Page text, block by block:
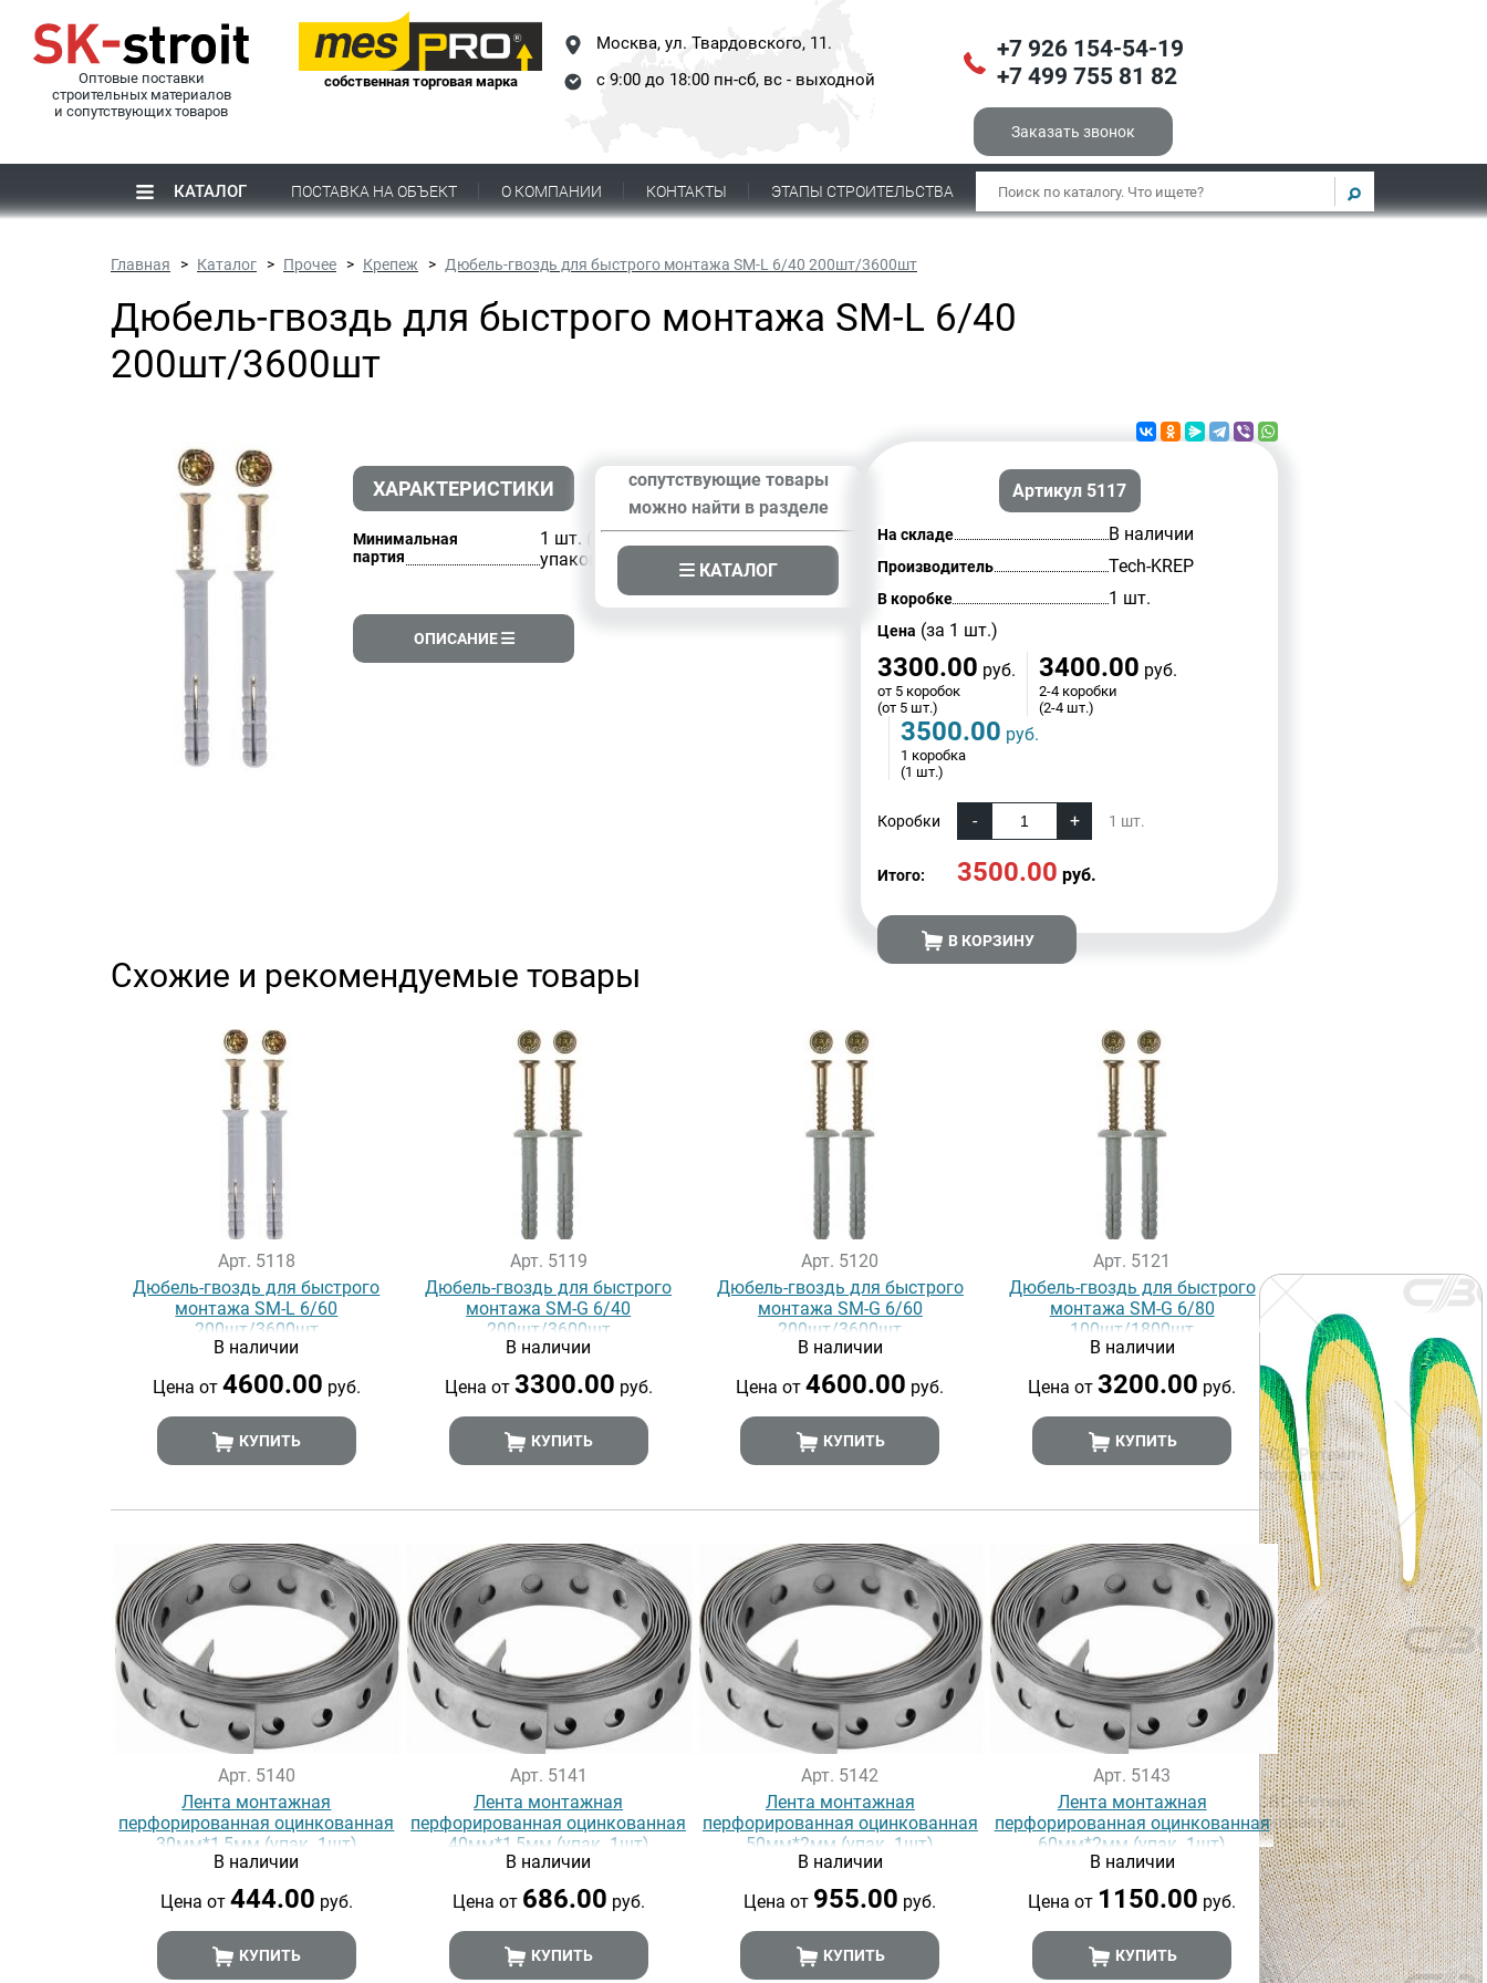
Оптовые поставки
строительных материалов
и сопутствующих товаров
собственная торговая марка
Москва, ул. Твардовского, 11.
с 9:00 до 18:00 пн-сб, вс - выходной
+7 926 154-54-19
+7 499 755 81 82
Заказать звонок
КАТАЛОГ ПОСТАВКА НА ОБЪЕКТ О КОМПАНИИ КОНТАКТЫ ЭТАПЫ СТРОИТЕЛЬСТВА
Главная Каталог Прочее Крепеж Дюбель-гвоздь для быстрого монтажа SM-L 6/40 200шт/3600шт
Дюбель-гвоздь для быстрого монтажа SM-L 6/40
200шт/3600шт
ХАРАКТЕРИСТИКИ
Минимальная
партия
1 шт. (одна
упаковка)
ОПИСАНИЕ
сопутствующие товары
можно найти в разделе
КАТАЛОГ
Артикул 5117
На складе В наличии
Производитель Tech-KREP
В коробке 1 шт.
Цена (за 1 шт.)
3300.00 руб.
от 5 коробок
(от 5 шт.)
3400.00 руб.
2-4 коробки
(2-4 шт.)
3500.00 руб.
1 коробка
(1 шт.)
Коробки 1 шт.
Итого: 3500.00 руб.
В КОРЗИНУ
Схожие и рекомендуемые товары
Арт. 5118
Дюбель-гвоздь для быстрого
монтажа SM-L 6/60
200шт/3600шт
В наличии
Цена от 4600.00 руб.
КУПИТЬ
Арт. 5119
Дюбель-гвоздь для быстрого
монтажа SM-G 6/40
200шт/3600шт
В наличии
Цена от 3300.00 руб.
КУПИТЬ
Арт. 5120
Дюбель-гвоздь для быстрого
монтажа SM-G 6/60
200шт/3600шт
В наличии
Цена от4600.00 руб.
КУПИТЬ
Арт. 5121
Дюбель-гвоздь для быстрого
монтажа SM-G 6/80
100шт/1800шт
В наличии
Цена от3200.00 руб.
КУПИТЬ
Арт. 5140
Лента монтажная
перфорированная оцинкованная
30мм*1,5мм (упак. 1шт)
В наличии
Цена от 444.00 руб.
КУПИТЬ
Арт. 5141
Лента монтажная
перфорированная оцинкованная
40мм*1,5мм (упак. 1шт)
В наличии
Цена от 686.00 руб.
КУПИТЬ
Арт. 5142
Лента монтажная
перфорированная оцинкованная
50мм*2мм (упак. 1шт)
В наличии
Цена от 955.00 руб.
КУПИТЬ
Арт. 5143
Лента монтажная
перфорированная оцинкованная
60мм*2мм (упак. 1шт)
В наличии
Цена от 1150.00 руб.
КУПИТЬ